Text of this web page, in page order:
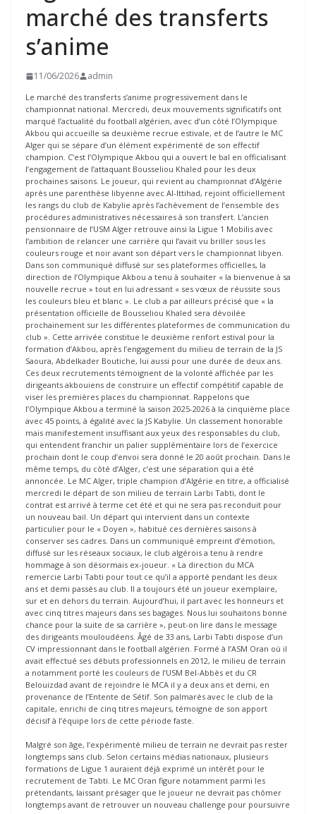
marché des transferts
s’anime
11/06/2026 admin
Le marché des transferts s’anime progressivement dans le
championnat national. Mercredi, deux mouvements significatifs ont
marqué l’actualité du football algérien, avec d’un côté l’Olympique
Akbou qui accueille sa deuxième recrue estivale, et de l’autre le MC
Alger qui se sépare d’un élément expérimenté de son effectif
champion. C’est l’Olympique Akbou qui a ouvert le bal en officialisant
l’engagement de l’attaquant Bousseliou Khaled pour les deux
prochaines saisons. Le joueur, qui revient au championnat d’Algérie
après une parenthèse libyenne avec Al-Ittihad, rejoint officiellement
les rangs du club de Kabylie après l’achèvement de l’ensemble des
procédures administratives nécessaires à son transfert. L’ancien
pensionnaire de l’USM Alger retrouve ainsi la Ligue 1 Mobilis avec
l’ambition de relancer une carrière qui l’avait vu briller sous les
couleurs rouge et noir avant son départ vers le championnat libyen.
Dans son communiqué diffusé sur ses plateformes officielles, la
direction de l’Olympique Akbou a tenu à souhaiter « la bienvenue à sa
nouvelle recrue » tout en lui adressant « ses vœux de réussite sous
les couleurs bleu et blanc ». Le club a par ailleurs précisé que « la
présentation officielle de Bousseliou Khaled sera dévoilée
prochainement sur les différentes plateformes de communication du
club ». Cette arrivée constitue le deuxième renfort estival pour la
formation d’Akbou, après l’engagement du milieu de terrain de la JS
Saoura, Abdelkader Boutiche, lui aussi pour une durée de deux ans.
Ces deux recrutements témoignent de la volonté affichée par les
dirigeants akbouiens de construire un effectif compétitif capable de
viser les premières places du championnat. Rappelons que
l’Olympique Akbou a terminé la saison 2025-2026 à la cinquième place
avec 45 points, à égalité avec la JS Kabylie. Un classement honorable
mais manifestement insuffisant aux yeux des responsables du club,
qui entendent franchir un palier supplémentaire lors de l’exercice
prochain dont le coup d’envoi sera donné le 20 août prochain. Dans le
même temps, du côté d’Alger, c’est une séparation qui a été
annoncée. Le MC Alger, triple champion d’Algérie en titre, a officialisé
mercredi le départ de son milieu de terrain Larbi Tabti, dont le
contrat est arrivé à terme cet été et qui ne sera pas reconduit pour
un nouveau bail. Un départ qui intervient dans un contexte
particulier pour le « Doyen », habitué ces dernières saisons à
conserver ses cadres. Dans un communiqué empreint d’émotion,
diffusé sur les réseaux sociaux, le club algérois a tenu à rendre
hommage à son désormais ex-joueur. « La direction du MCA
remercie Larbi Tabti pour tout ce qu’il a apporté pendant les deux
ans et demi passés au club. Il a toujours été un joueur exemplaire,
sur et en dehors du terrain. Aujourd’hui, il part avec les honneurs et
avec cinq titres majeurs dans ses bagages. Nous lui souhaitons bonne
chance pour la suite de sa carrière », peut-on lire dans le message
des dirigeants mouloudéens. Âgé de 33 ans, Larbi Tabti dispose d’un
CV impressionnant dans le football algérien. Formé à l’ASM Oran où il
avait effectué ses débuts professionnels en 2012, le milieu de terrain
a notamment porté les couleurs de l’USM Bel-Abbès et du CR
Belouizdad avant de rejoindre le MCA il y a deux ans et demi, en
provenance de l’Entente de Sétif. Son palmarès avec le club de la
capitale, enrichi de cinq titres majeurs, témoigne de son apport
décisif à l’équipe lors de cette période faste.
Malgré son âge, l’expérimenté milieu de terrain ne devrait pas rester
longtemps sans club. Selon certains médias nationaux, plusieurs
formations de Ligue 1 auraient déjà exprimé un intérêt pour le
recrutement de Tabti. Le MC Oran figure notamment parmi les
prétendants, laissant présager que le joueur ne devrait pas chômer
longtemps avant de retrouver un nouveau challenge pour poursuivre